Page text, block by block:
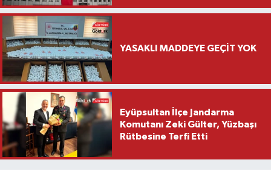
YASAKLI MADDEYE GEÇİT YOK
Eyüpsultan İlçe Jandarma
Komutanı Zeki Gülter, Yüzbaşı
Rütbesine Terfi Etti